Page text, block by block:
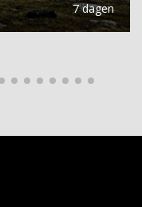
7 dagen